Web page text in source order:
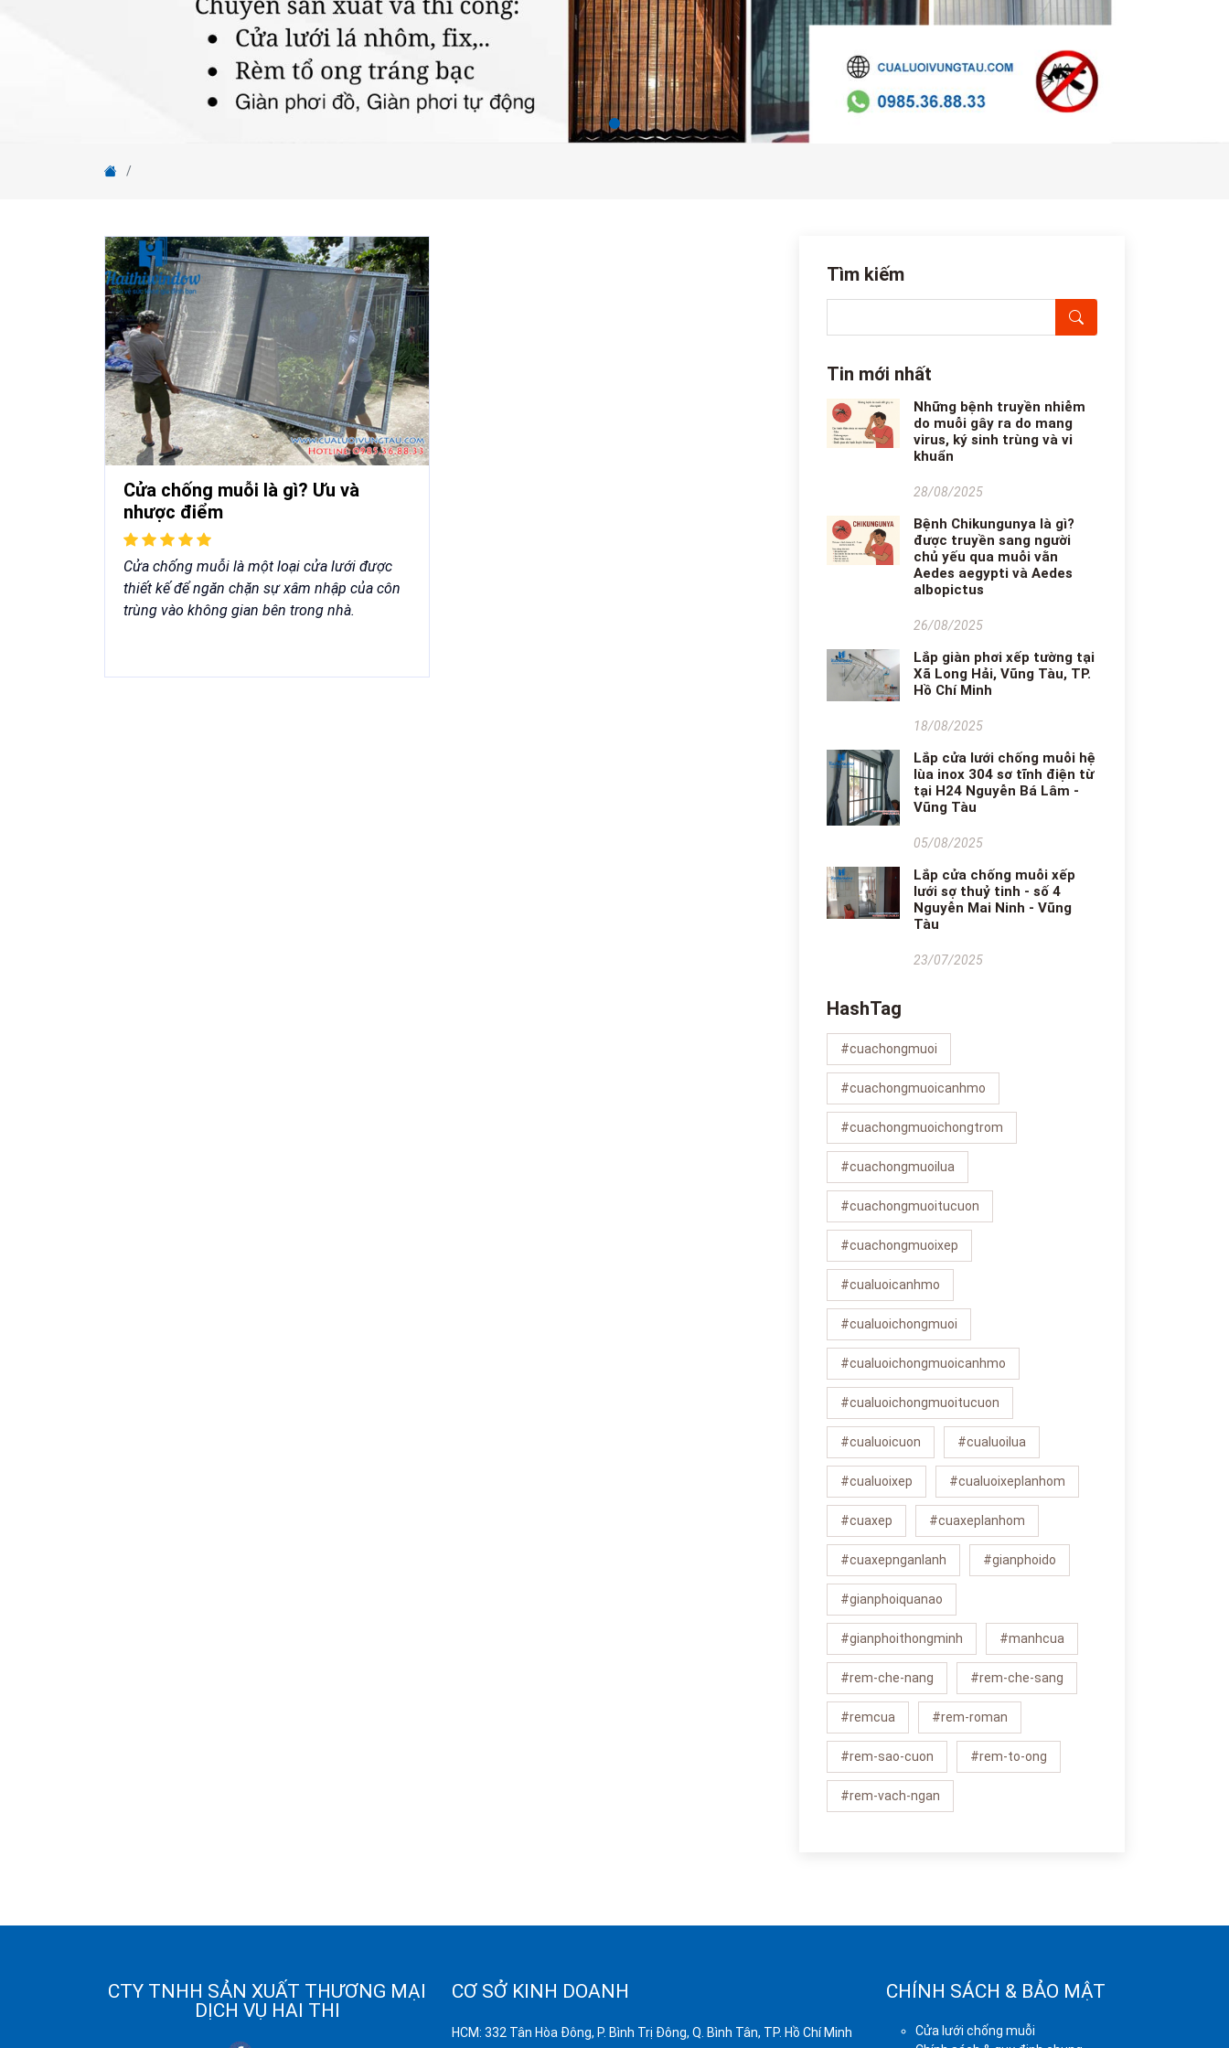
Cửa chống muỗi là gì? Ưu và
nhược điểm
Cửa chống muỗi là một loại cửa lưới được
thiết kế để ngăn chặn sự xâm nhập của côn
trùng vào không gian bên trong nhà.
Tìm kiếm
Tin mới nhất
Những bệnh truyền nhiễm
do muỗi gây ra do mang
virus, ký sinh trùng và vi
khuẩn
28/08/2025
Bệnh Chikungunya là gì?
được truyền sang người
chủ yếu qua muỗi vằn
Aedes aegypti và Aedes
albopictus
26/08/2025
Lắp giàn phơi xếp tường tại
Xã Long Hải, Vũng Tàu, TP.
Hồ Chí Minh
18/08/2025
Lắp cửa lưới chống muỗi hệ
lùa inox 304 sơ tĩnh điện từ
tại H24 Nguyễn Bá Lâm -
Vũng Tàu
05/08/2025
Lắp cửa chống muỗi xếp
lưới sợ thuỷ tinh - số 4
Nguyễn Mai Ninh - Vũng
Tàu
23/07/2025
HashTag
#cuachongmuoi
#cuachongmuoicanhmo
#cuachongmuoichongtrom
#cuachongmuoilua
#cuachongmuoitucuon
#cuachongmuoixep
#cualuoicanhmo
#cualuoichongmuoi
#cualuoichongmuoicanhmo
#cualuoichongmuoitucuon
#cualuoicuon #cualuoilua
#cualuoixep #cualuoixeplanhom
#cuaxep #cuaxeplanhom
#cuaxepnganlanh #gianphoido
#gianphoiquanao
#gianphoithongminh #manhcua
#rem-che-nang #rem-che-sang
#remcua #rem-roman
#rem-sao-cuon #rem-to-ong
#rem-vach-ngan
CTY TNHH SẢN XUẤT THƯƠNG MẠI
DỊCH VỤ HAI THI
CƠ SỞ KINH DOANH
HCM: 332 Tân Hòa Đông, P. Bình Trị Đông, Q. Bình Tân, TP. Hồ Chí Minh
CHÍNH SÁCH & BẢO MẬT
Cửa lưới chống muỗi